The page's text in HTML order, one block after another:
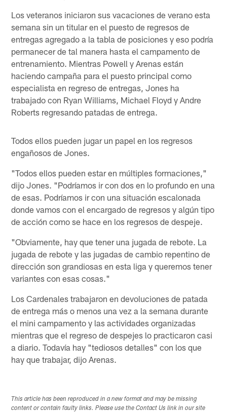
Los veteranos iniciaron sus vacaciones de verano esta
semana sin un titular en el puesto de regresos de
entregas agregado a la tabla de posiciones y eso podría
permanecer de tal manera hasta el campamento de
entrenamiento. Mientras Powell y Arenas están
haciendo campaña para el puesto principal como
especialista en regreso de entregas, Jones ha
trabajado con Ryan Williams, Michael Floyd y Andre
Roberts regresando patadas de entrega.
Todos ellos pueden jugar un papel en los regresos
engañosos de Jones.
"Todos ellos pueden estar en múltiples formaciones,"
dijo Jones. "Podríamos ir con dos en lo profundo en una
de esas. Podríamos ir con una situación escalonada
donde vamos con el encargado de regresos y algún tipo
de acción como se hace en los regresos de despeje.
"Obviamente, hay que tener una jugada de rebote. La
jugada de rebote y las jugadas de cambio repentino de
dirección son grandiosas en esta liga y queremos tener
variantes con esas cosas."
Los Cardenales trabajaron en devoluciones de patada
de entrega más o menos una vez a la semana durante
el mini campamento y las actividades organizadas
mientras que el regreso de despejes lo practicaron casi
a diario. Todavía hay "tediosos detalles" con los que
hay que trabajar, dijo Arenas.
This article has been reproduced in a new format and may be missing
content or contain faulty links. Please use the Contact Us link in our site